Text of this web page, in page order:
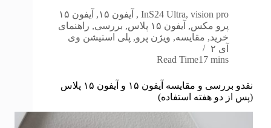
InS24 Ultra, vision pro
, آیفون ۱۵ ,
آیفون ۱۵
پرو مکس, آیفون ۱۵ پلاس , بررسی, راهنمای
خرید, مقایسه, ویژن پرو, پلی استیشن وی
آی ۲
Read Time17 mins
نقدو بررسی و مقایسه آیفون ۱۵ و آیفون ۱۵ پلاس
(پس از دو هفته استفاده)